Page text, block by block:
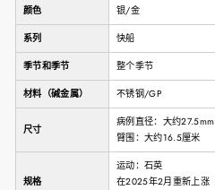
颜色 银/金
系列 快船
季节和季节 整个季节
材料（碱金属） 不锈钢/GP
尺寸
病例直径：大约27.5mm
臂围：大约16.5厘米
规格
运动：石英
在2025年2月重新上涨